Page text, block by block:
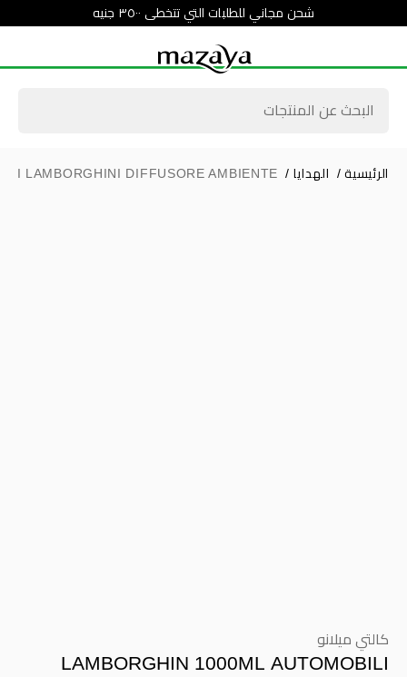
شحن مجاني للطلبات التي تتخطى ٣٥٠٠ جنيه
الرئيسية / الهدايا /
LAMBORGHINI DIFFUSORE AMBIENTE
كالتي ميلانو
LAMBORGHIN 1000ML AUTOMOBILI